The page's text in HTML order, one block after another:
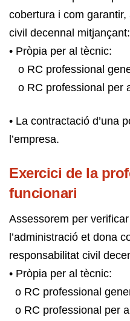
cobertura i com
civil decennal mitjançant:
• Pròpia per al tècnic:
o RC professional
o RC professional per
• La contractació d’una
l’empresa.
Exercici de la
funcionari
Assessorem per
l’administració et dona
responsabilitat civil
• Pròpia per al tècnic:
o RC professional
o RC professional per